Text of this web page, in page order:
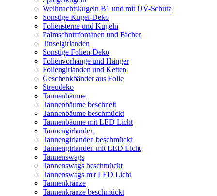
Weihnachtskugeln B1 und mit UV-Schutz
Sonstige Kugel-Deko
Foliensterne und Kugeln
Palmschnittfontänen und Fächer
Tinselgirlanden
Sonstige Folien-Deko
Folienvorhänge und Hänger
Foliengirlanden und Ketten
Geschenkbänder aus Folie
Streudeko
Tannenbäume
Tannenbäume beschneit
Tannenbäume beschmückt
Tannenbäume mit LED Licht
Tannengirlanden
Tannengirlanden beschmückt
Tannengirlanden mit LED Licht
Tannenswags
Tannenswags beschmückt
Tannenswags mit LED Licht
Tannenkränze
Tannenkränze beschmückt